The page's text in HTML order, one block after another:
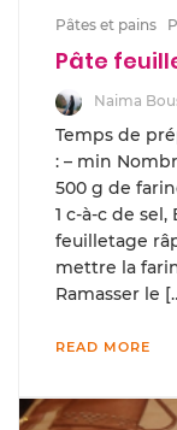
Pâtes et pains
Pâte
Naima
Temps de
: – min
500 g de
1 c-à-c de
feuilletage
mettre la
Ramasser le
READ MORE